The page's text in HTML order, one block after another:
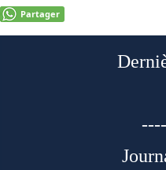
Partager